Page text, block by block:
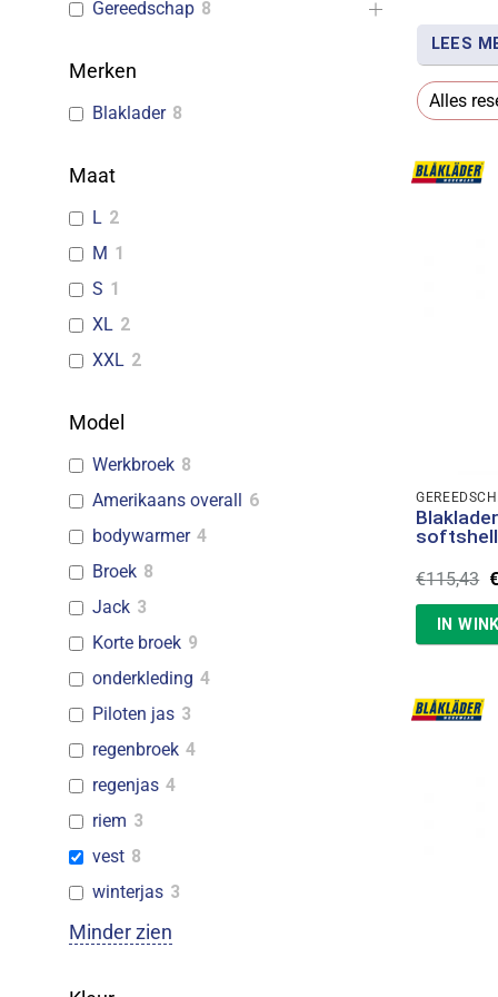
Gereedschap 8
Merken
Blaklader 8
Maat
L 2
M 1
S 1
XL 2
XXL 2
Model
Werkbroek 8
Amerikaans overall
6
bodywarmer 4
Broek 8
Jack 3
Korte broek 9
onderkleding 4
Piloten jas 3
regenbroek 4
regenjas 4
riem 3
vest 8
winterjas 3
Minder zien
LEES
Met
binnen
om
Alles
€115,43 €
IN